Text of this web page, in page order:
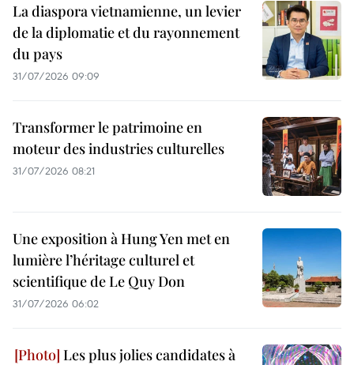
La diaspora vietnamienne, un levier
de la diplomatie et du rayonnement
du pays
31/07/2026 09:09
Transformer le patrimoine en
moteur des industries culturelles
31/07/2026 08:21
Une exposition à Hung Yen met en
lumière l’héritage culturel et
scientifique de Le Quy Don
31/07/2026 06:02
Les plus jolies candidates à